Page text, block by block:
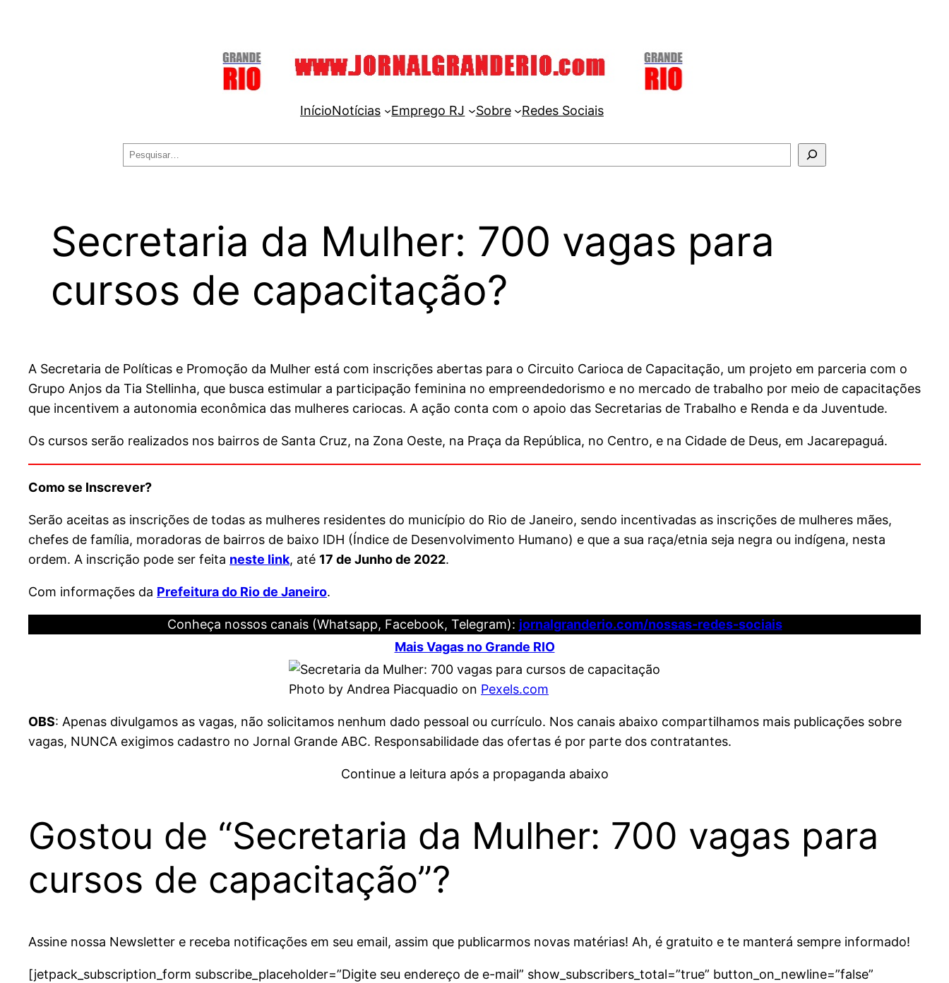
InícioNotícias Emprego RJ Sobre Redes Sociais
Secretaria da Mulher: 700 vagas para
cursos de capacitação?
A Secretaria de Políticas e Promoção da Mulher está com inscrições abertas para o Circuito Carioca de Capacitação, um projeto em parceria com o
Grupo Anjos da Tia Stellinha, que busca estimular a participação feminina no empreendedorismo e no mercado de trabalho por meio de capacitações
que incentivem a autonomia econômica das mulheres cariocas. A ação conta com o apoio das Secretarias de Trabalho e Renda e da Juventude.
Os cursos serão realizados nos bairros de Santa Cruz, na Zona Oeste, na Praça da República, no Centro, e na Cidade de Deus, em Jacarepaguá.
Como se Inscrever?
Serão aceitas as inscrições de todas as mulheres residentes do município do Rio de Janeiro, sendo incentivadas as inscrições de mulheres mães,
chefes de família, moradoras de bairros de baixo IDH (Índice de Desenvolvimento Humano) e que a sua raça/etnia seja negra ou indígena, nesta
ordem. A inscrição pode ser feita neste link, até 17 de Junho de 2022.
Com informações da Prefeitura do Rio de Janeiro.
Conheça nossos canais (Whatsapp, Facebook, Telegram): jornalgranderio.com/nossas-redes-sociais
Mais Vagas no Grande RIO
Photo by Andrea Piacquadio on Pexels.com
OBS: Apenas divulgamos as vagas, não solicitamos nenhum dado pessoal ou currículo. Nos canais abaixo compartilhamos mais publicações sobre
vagas, NUNCA exigimos cadastro no Jornal Grande ABC. Responsabilidade das ofertas é por parte dos contratantes.
Continue a leitura após a propaganda abaixo
Gostou de “Secretaria da Mulher: 700 vagas para
cursos de capacitação”?
Assine nossa Newsletter e receba notificações em seu email, assim que publicarmos novas matérias! Ah, é gratuito e te manterá sempre informado!
[jetpack_subscription_form subscribe_placeholder=”Digite seu endereço de e-mail” show_subscribers_total=”true” button_on_newline=”false”